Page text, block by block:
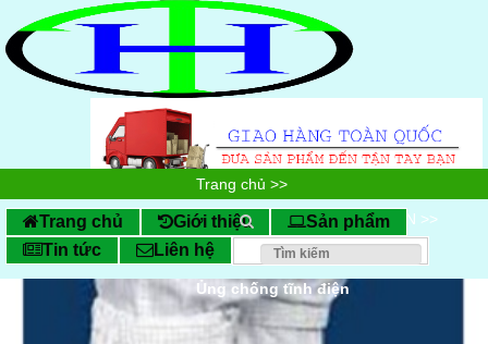
Trang chủ >>
SẢN PHẨM CHỐNG TĨNH ĐIỆN >>
Giầy ủng chống tĩnh điện
Ủng chống tĩnh điện
Trang chủ Giới thiệu
Sản phẩm
Tin tức
Liên hệ